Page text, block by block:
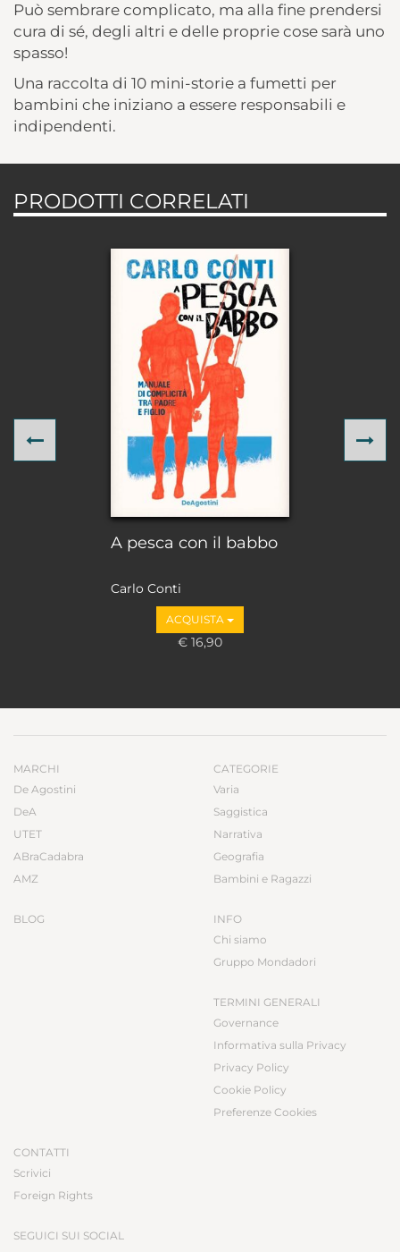
Può sembrare complicato, ma alla fine prendersi
cura di sé, degli altri e delle proprie cose sarà uno
spasso!
Una raccolta di 10 mini-storie a fumetti per
bambini che iniziano a essere responsabili e
indipendenti.
PRODOTTI CORRELATI
A pesca con il babbo
Carlo Conti
ACQUISTA
€ 16,90
Previous
MARCHI
De Agostini
DeA
UTET
ABraCadabra
AMZ
BLOG
CATEGORIE
Varia
Saggistica
Narrativa
Geografia
Bambini e Ragazzi
INFO
Chi siamo
Gruppo Mondadori
TERMINI GENERALI
Governance
Informativa sulla Privacy
Privacy Policy
Cookie Policy
Preferenze Cookies
CONTATTI
Scrivici
Foreign Rights
SEGUICI SUI SOCIAL